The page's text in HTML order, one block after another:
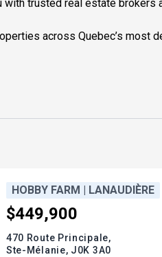
with trusted real estate brokers
across Quebec’s most
HOBBY FARM | LANAUDIÈRE
$449,900
470 Route Principale,
Ste-Mélanie, J0K 3A0